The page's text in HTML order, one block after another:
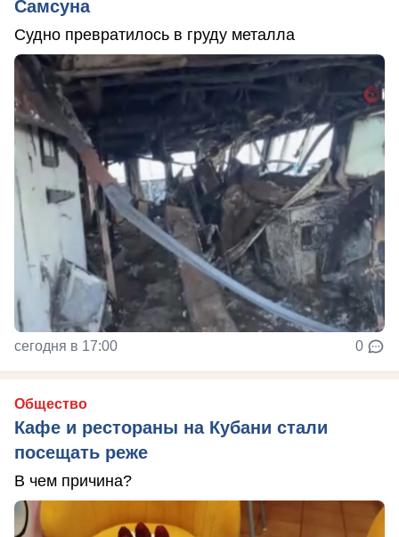
Самсуна
Судно превратилось в груду металла
сегодня в 17:00 0
Общество
Кафе и рестораны на Кубани стали
посещать реже
В чем причина?